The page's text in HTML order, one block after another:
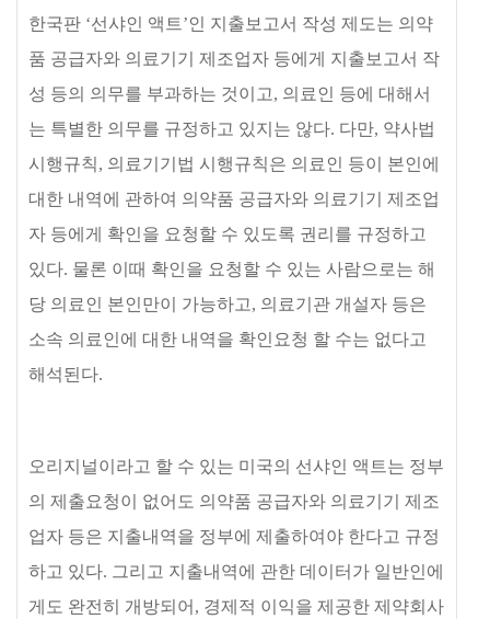
한국판 ‘선샤인 액트 ’인 지출보고서 작성 제도는 의약
품 공급자와 의료기기 제조업자 등에게 지출보고서 작
성 등의 의무를 부과하는 것이고, 의료인 등에 대해서
는 특별한 의무를 규정하고 있지는 않다. 다만, 약사법
시행규칙, 의료기기법 시행규칙은 의료인 등이 본인에
대한 내역에 관하여 의약품 공급자와 의료기기 제조업
자 등에게 확인을 요청할 수 있도록 권리를 규정하고
있다. 물론 이때 확인을 요청할 수 있는 사람으로는 해
당 의료인 본인만이 가능하고, 의료기관 개설자 등은
소속 의료인에 대한 내역을 확인요청 할 수는 없다고
해석된다.
오리지널이라고 할 수 있는 미국의 선샤인 액트는 정부
의 제출요청이 없어도 의약품 공급자와 의료기기 제조
업자 등은 지출내역을 정부에 제출하여야 한다고 규정
하고 있다. 그리고 지출내역에 관한 데이터가 일반인에
게도 완전히 개방되어 , 경제적 이익을 제공한 제약회사